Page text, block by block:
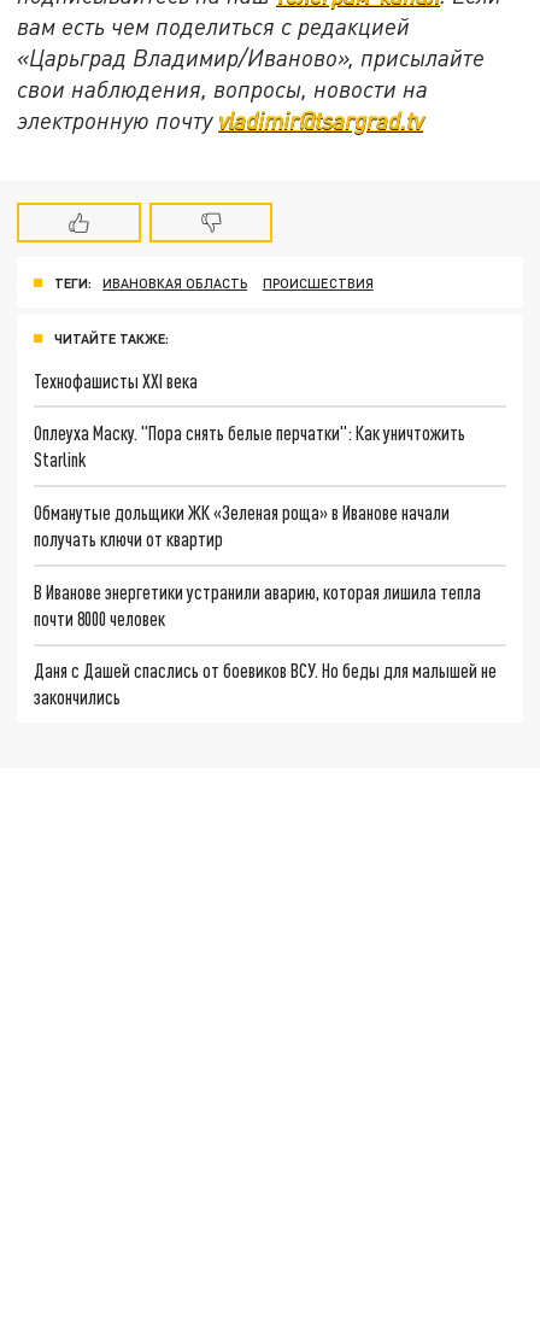
вам есть чем поделиться с редакцией
«Царьград Владимир/Иваново», присылайте
свои наблюдения, вопросы, новости на
электронную почту vladimir@tsargrad.tv
ТЕГИ: ИВАНОВКАЯ ОБЛАСТЬ ПРОИСШЕСТВИЯ
ЧИТАЙТЕ ТАКЖЕ:
Технофашисты XXI века
Оплеуха Маску. "Пора снять белые перчатки": Как уничтожить
Starlink
Обманутые дольщики ЖК «Зеленая роща» в Иванове начали
получать ключи от квартир
В Иванове энергетики устранили аварию, которая лишила тепла
почти 8000 человек
Даня с Дашей спаслись от боевиков ВСУ. Но беды для малышей не
закончились